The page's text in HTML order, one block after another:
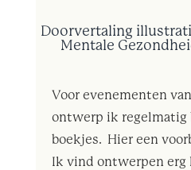
Doorvertaling
Mentale
Voor evenementen
ontwerp ik regelmatig
boekjes. Hier een
Ik vind ontwerpen erg